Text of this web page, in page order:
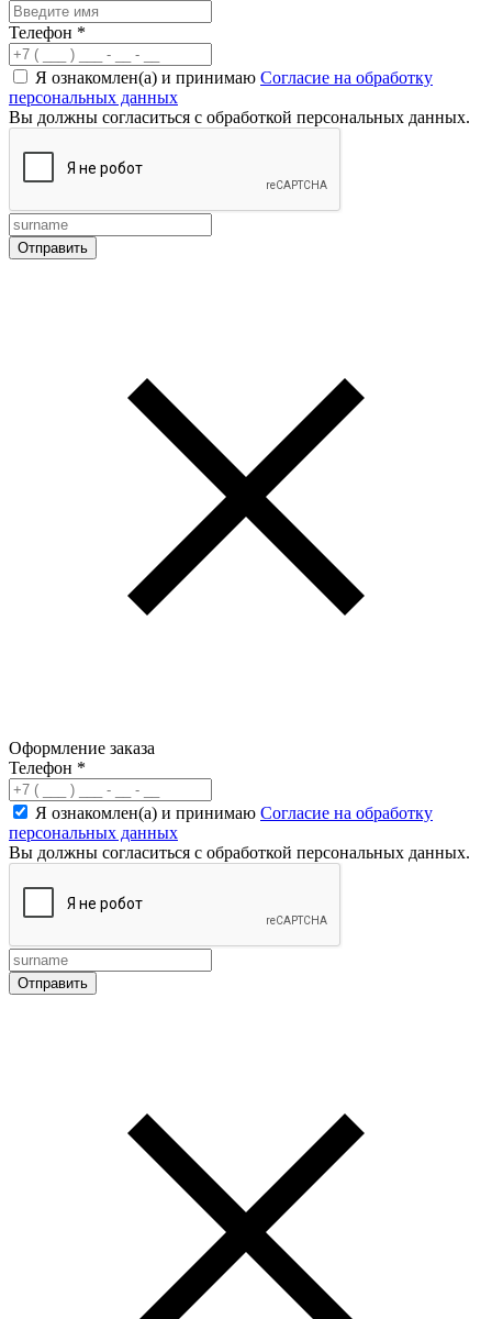
Телефон *
Я ознакомлен(а) и принимаю Согласие на обработку
персональных данных
Вы должны согласиться с обработкой персональных данных.
Оформление заказа
Телефон *
Я ознакомлен(а) и принимаю Согласие на обработку
персональных данных
Вы должны согласиться с обработкой персональных данных.